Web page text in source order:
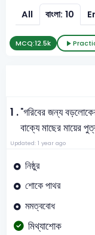
All বাংলা: 10
MCQ:12.5k
1 ."গরিবের জন্য
বাক্যে মাছের মায়ের
Updated: 1 year ago
নিষ্ঠুর
শোকে পাথর
মমত্ববোধ
মিথ্যাশোক